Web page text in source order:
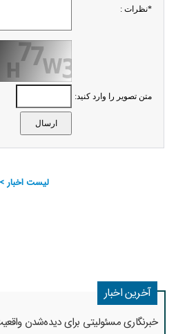
*نظرات :
متن تصویر را وارد کنید:
لیست اخبار
آخرین اخبار
خبرنگاری مسئولیتی برای دیده‌شدن